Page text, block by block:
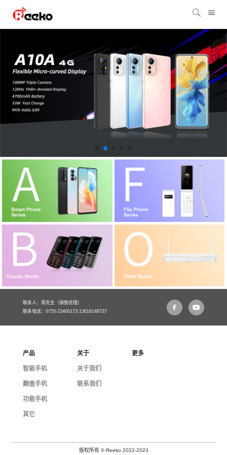
联系人：周先生（销售经理）
联系电话：0755-23400173;13616148737
产品
智能手机
翻盖手机
功能手机
其它
关于
关于我们
联系我们
更多
版权所有 © Reeko 2022-2023